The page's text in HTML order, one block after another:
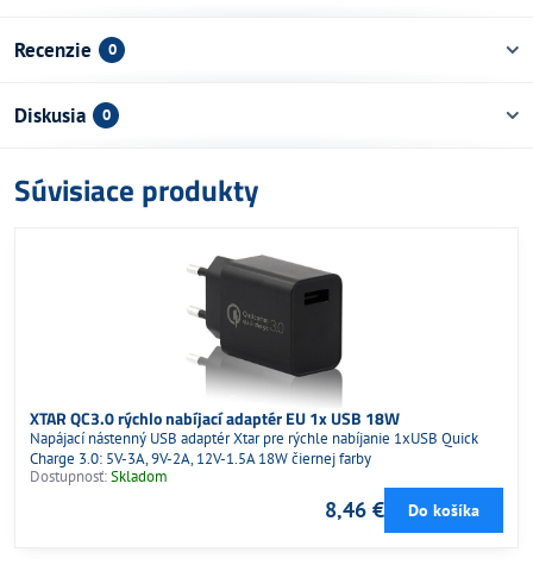
Recenzie 0
Diskusia 0
Súvisiace produkty
XTAR QC3.0 rýchlo nabíjací adaptér EU 1x USB 18W
Napájací nástenný USB adaptér Xtar pre rýchle nabíjanie 1xUSB Quick
Charge 3.0: 5V-3A, 9V-2A, 12V-1.5A 18W čiernej farby
Dostupnosť:Skladom
8,46 € Do košíka